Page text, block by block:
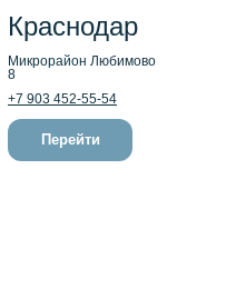
Перейти
Краснодар
Микрорайон Любимово
8
+7 903 452-55-54